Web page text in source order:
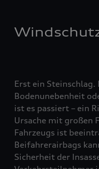
Erst ein Steinschlag.
Bodenunebenheit
ist es passiert – ein
Ursache mit großen
Fahrzeugs ist
Beifahrerairbags
Sicherheit der